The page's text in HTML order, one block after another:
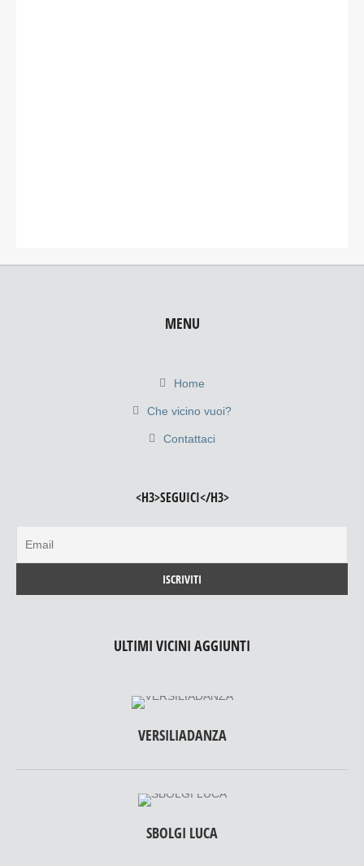
MENU
Home
Che vicino vuoi?
Contattaci
<H3>SEGUICI</H3>
ULTIMI VICINI AGGIUNTI
VERSILIADANZA
SBOLGI LUCA